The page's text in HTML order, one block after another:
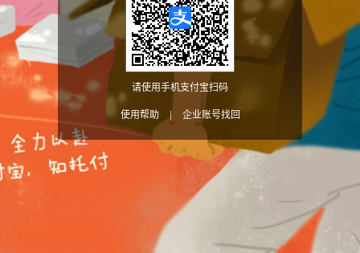
请使用手机支付宝扫码
使用帮助 | 企业账号找回